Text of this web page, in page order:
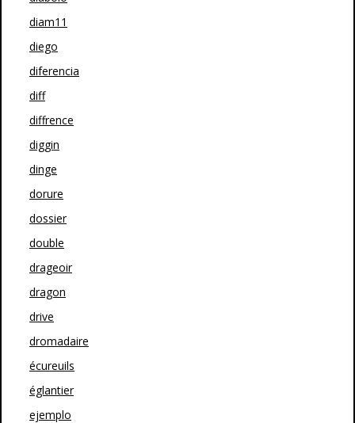
diam11
diego
diferencia
diff
diffrence
diggin
dinge
dorure
dossier
double
drageoir
dragon
drive
dromadaire
écureuils
églantier
ejemplo